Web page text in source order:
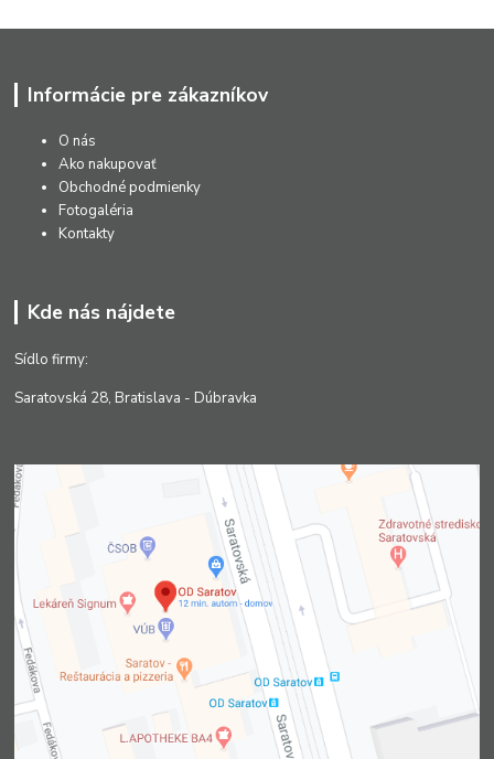
Informácie pre zákazníkov
O nás
Ako nakupovať
Obchodné podmienky
Fotogaléria
Kontakty
Kde nás nájdete
Sídlo firmy:
Saratovská 28, Bratislava - Dúbravka